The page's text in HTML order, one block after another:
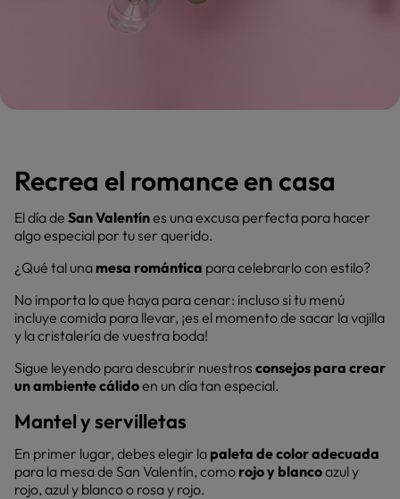
Recrea el romance en casa
El día de San Valentínes una excusa perfecta para hacer
algo especial por tu ser querido.
¿Qué tal una mesa romántica para celebrarlo con estilo?
No importa lo que haya para cenar: incluso si tu menú
incluye comida para llevar, ¡es el momento de sacar la vajilla
y la cristalería de vuestra boda!
Sigue leyendo para descubrir nuestros consejos para crear
un ambiente cálidoen un día tan especial.
Mantel y servilletas
En primer lugar, debes elegir la paleta de color adecuada
para la mesa de San Valentín, como rojo y blancoazul y
rojo, azul y blanco o rosa y rojo.